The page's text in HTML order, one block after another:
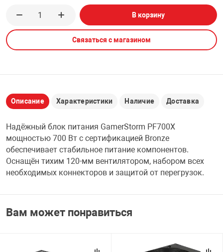
PCI АДАПТЕРЫ
USB
CD-DVD ДИСКИ
ЛЕНТА ДЛЯ
ДОМА
ТЕХНИКА
В корзину
Связаться с магазином
Описание Характеристики Наличие Доставка
Надёжный блок питания GamerStorm PF700X
мощностью 700 Вт с сертификацией Bronze
обеспечивает стабильное питание компонентов.
Оснащён тихим 120-мм вентилятором, набором всех
необходимых коннекторов и защитой от перегрузок.
Вам может понравиться